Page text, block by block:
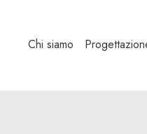
Chi siamo